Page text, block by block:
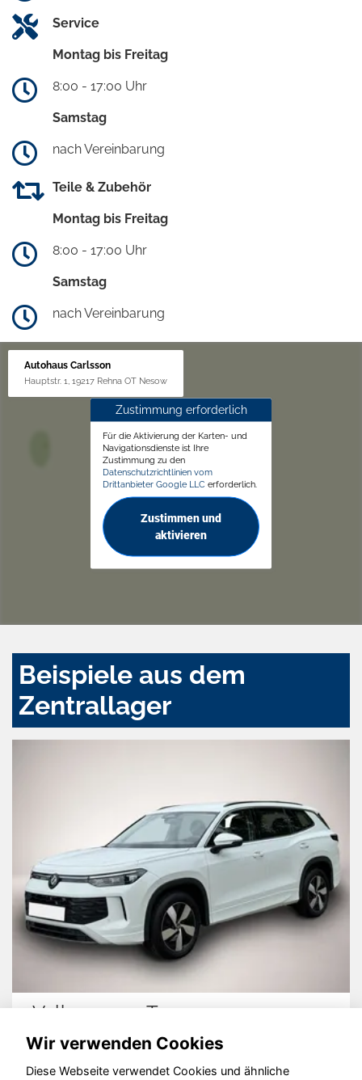
Service
Montag bis Freitag
8:00 - 17:00 Uhr
Samstag
nach Vereinbarung
Teile & Zubehör
Montag bis Freitag
8:00 - 17:00 Uhr
Samstag
nach Vereinbarung
Autohaus Carlsson
Hauptstr. 1, 19217 Rehna OT Nesow
Zustimmung erforderlich
Für die Aktivierung der Karten- und
Navigationsdienste ist Ihre
Zustimmung zu den
Datenschutzrichtlinien vom
Drittanbieter Google LLC erforderlich.
Zustimmen und
aktivieren
Beispiele aus dem
Zentrallager
Volkswagen Tayron
Wir verwenden Cookies
Diese Webseite verwendet Cookies und ähnliche